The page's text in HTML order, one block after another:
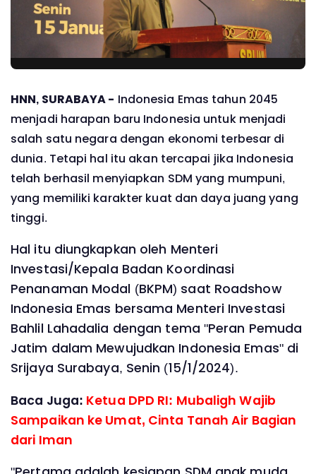
HNN, SURABAYA - Indonesia Emas tahun 2045
menjadi harapan baru Indonesia untuk menjadi
salah satu negara dengan ekonomi terbesar di
dunia. Tetapi hal itu akan tercapai jika Indonesia
telah berhasil menyiapkan SDM yang mumpuni,
yang memiliki karakter kuat dan daya juang yang
tinggi.
Hal itu diungkapkan oleh Menteri
Investasi/Kepala Badan Koordinasi
Penanaman Modal (BKPM) saat Roadshow
Indonesia Emas bersama Menteri Investasi
Bahlil Lahadalia dengan tema "Peran Pemuda
Jatim dalam Mewujudkan Indonesia Emas" di
Srijaya Surabaya, Senin (15/1/2024).
Baca Juga: Ketua DPD RI: Mubaligh Wajib
Sampaikan ke Umat, Cinta Tanah Air Bagian
dari Iman